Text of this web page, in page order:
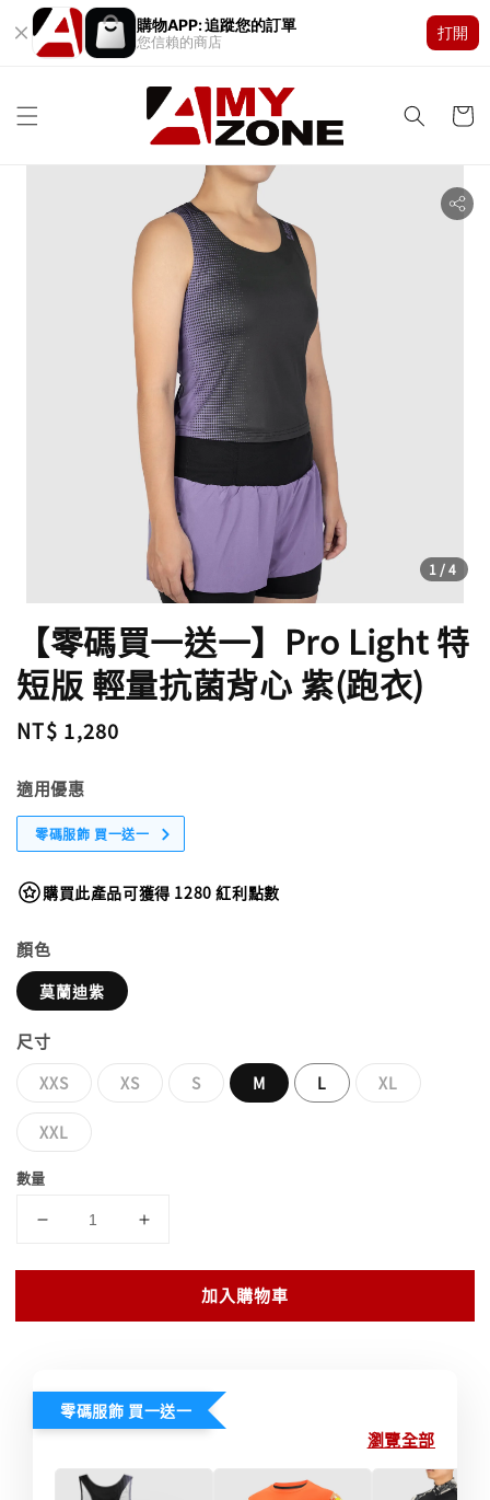
購物APP: 追蹤您的訂單
您信賴的商店
打開
1/4
【零碼買一送一】Pro Light 特
短版 輕量抗菌背心 紫(跑衣)
Regular
NT$ 1,280
適用優惠
零碼服飾 買一送一
購買此產品可獲得 1280 紅利點數
顏色
莫蘭迪紫
尺寸
XXS XS S M L XL
XXL
數量
加入購物車
零碼服飾 買一送一
瀏覽全部